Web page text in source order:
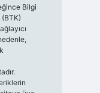
Bilgi